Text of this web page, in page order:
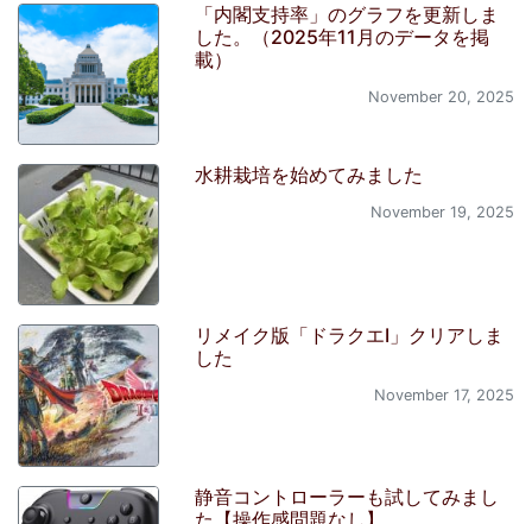
「内閣支持率」のグラフを更新しま
した。（2025年11月のデータを掲
載）
November 20, 2025
水耕栽培を始めてみました
November 19, 2025
リメイク版「ドラクエI」クリアしま
した
November 17, 2025
静音コントローラーも試してみまし
た【操作感問題なし】